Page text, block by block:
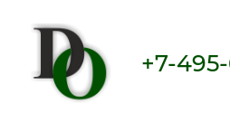
+7-